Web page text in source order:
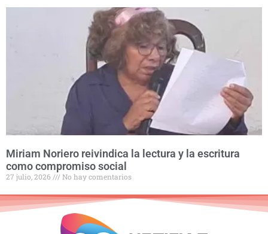
Miriam Noriero reivindica la lectura y la escritura
como compromiso social
27 julio, 2026 No hay comentarios